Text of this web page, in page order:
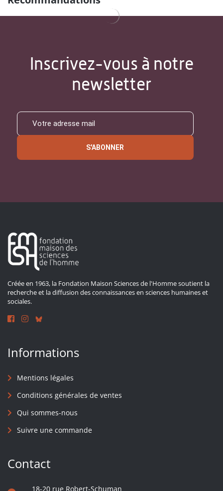
Inscrivez-vous à notre
newsletter
S'ABONNER
Créée en 1963, la Fondation Maison Sciences de l'Homme soutient la
recherche et la diffusion des connaissances en sciences humaines et
sociales.
Informations
Mentions légales
Conditions générales de ventes
Qui sommes-nous
Suivre une commande
Contact
18-20 rue Robert-Schuman